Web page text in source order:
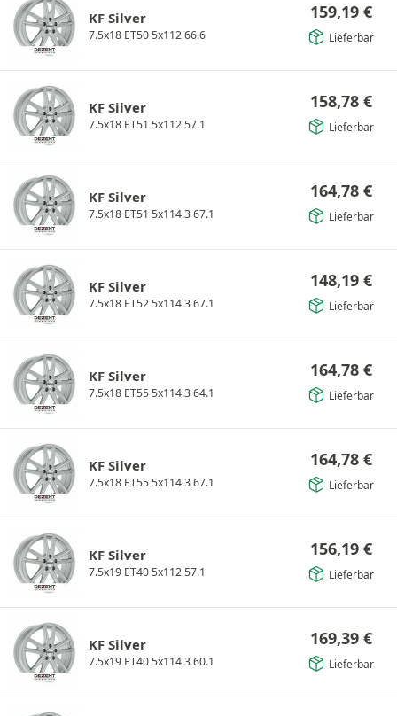
KF Silver
7.5x18 ET50 5x112 66.6
159,19 €
Lieferbar
KF Silver
7.5x18 ET51 5x112 57.1
158,78 €
Lieferbar
KF Silver
7.5x18 ET51 5x114.3 67.1
164,78 €
Lieferbar
KF Silver
7.5x18 ET52 5x114.3 67.1
148,19 €
Lieferbar
KF Silver
7.5x18 ET55 5x114.3 64.1
164,78 €
Lieferbar
KF Silver
7.5x18 ET55 5x114.3 67.1
164,78 €
Lieferbar
KF Silver
7.5x19 ET40 5x112 57.1
156,19 €
Lieferbar
KF Silver
7.5x19 ET40 5x114.3 60.1
169,39 €
Lieferbar